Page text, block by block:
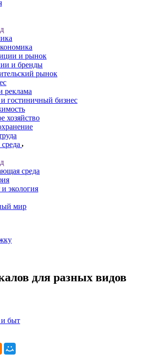
и рынок
и бренды
рынок
реклама
гостиничный бизнес
хозяйство
среда
экология
мир
для разных видов
и быт